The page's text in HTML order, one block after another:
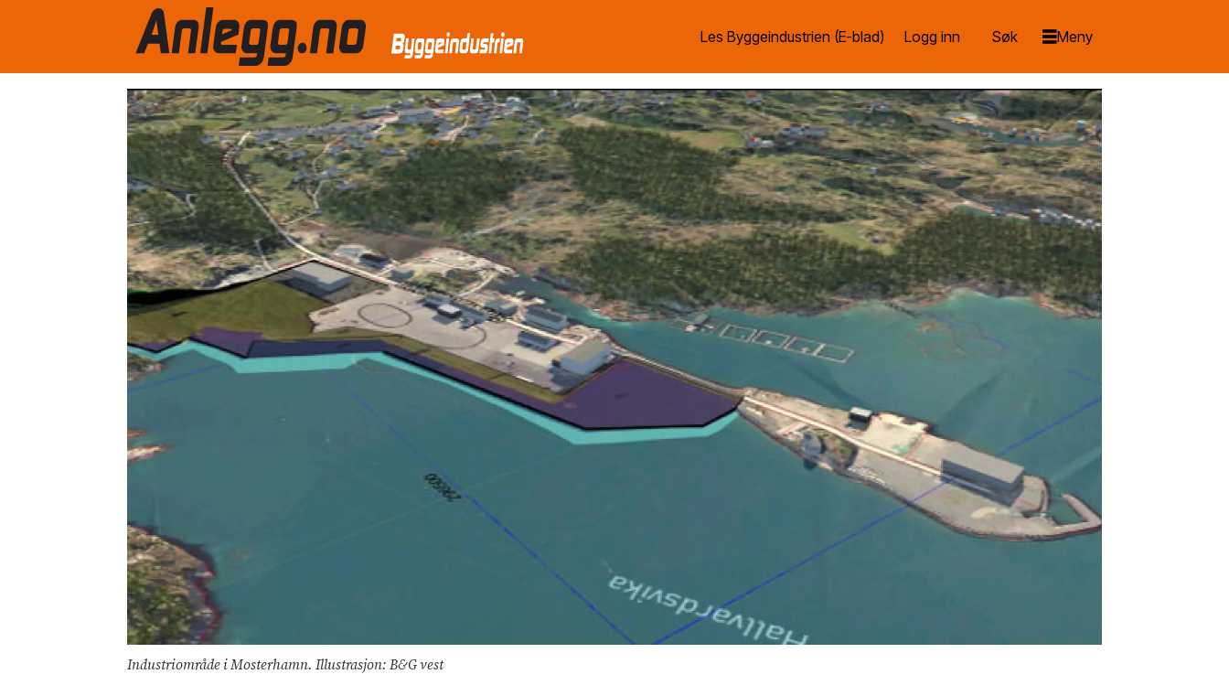
Les Byggeindustrien (E-blad) Logg inn
Industriområde i Mosterhamn. Illustrasjon: B&G vest